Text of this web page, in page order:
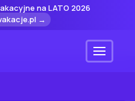
na LATO 2026
→
Menu